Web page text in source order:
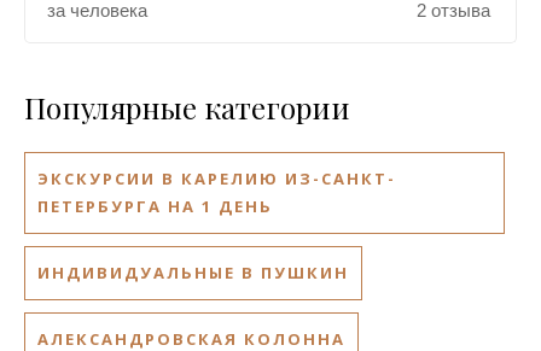
за человека 2 отзыва
Популярные категории
ЭКСКУРСИИ В КАРЕЛИЮ ИЗ-САНКТ-
ПЕТЕРБУРГА НА 1 ДЕНЬ
ИНДИВИДУАЛЬНЫЕ В ПУШКИН
АЛЕКСАНДРОВСКАЯ КОЛОННА